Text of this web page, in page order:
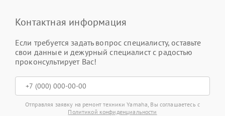
Контактная информация
Если требуется задать вопрос специалисту, оставьте
свои данные и дежурный специалист с радостью
проконсультирует Вас!
Отправляя заявку на ремонт техники Yamaha, Вы соглашаетесь с
Политикой конфиденциальности